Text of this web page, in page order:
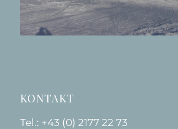
KONTAKT
Tel.: +43 (0) 2177 22 73